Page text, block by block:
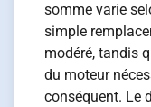
somme varie
simple
modéré, tandis
du moteur
conséquent. Le